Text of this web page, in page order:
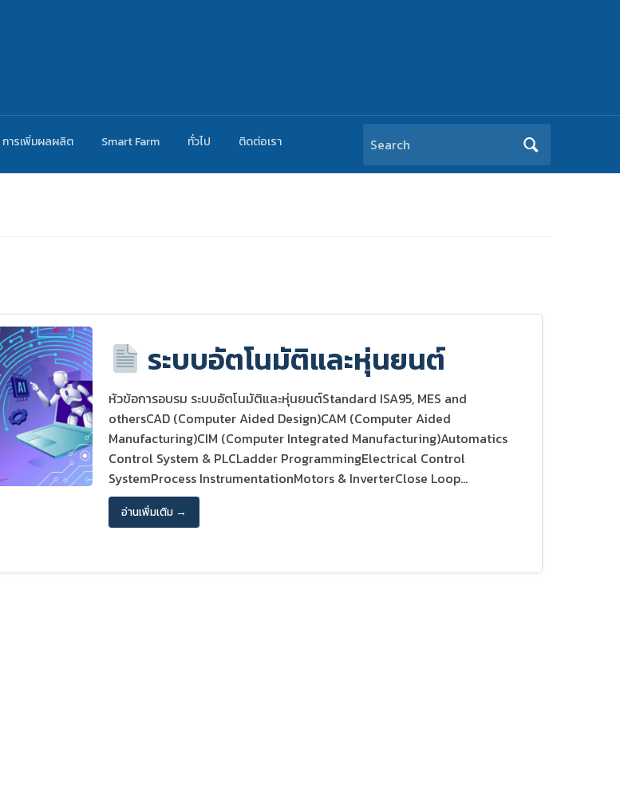
การเพิ่มผลผลิต Smart Farm ทั่วไป ติดต่อเรา
Search
ระบบอัตโนมัติและหุ่นยนต์
หัวข้อการอบรม ระบบอัตโนมัติและหุ่นยนต์Standard ISA95, MES and
othersCAD (Computer Aided Design)CAM (Computer Aided
Manufacturing)CIM (Computer Integrated Manufacturing)Automatics
Control System & PLCLadder ProgrammingElectrical Control
SystemProcess InstrumentationMotors & InverterClose Loop...
อ่านเพิ่มเติม →